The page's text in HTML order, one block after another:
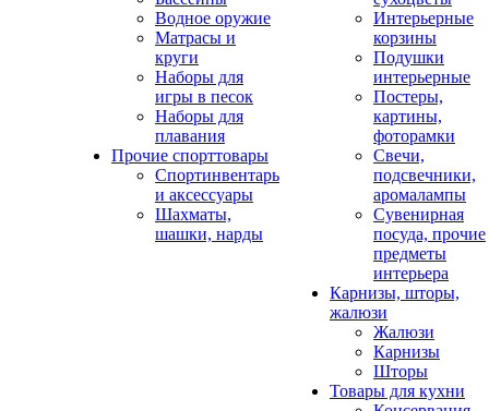
Водное оружие
Матрасы и
круги
Наборы для
игры в песок
Наборы для
плавания
Прочие спорттовары
Спортинвентарь
и аксессуары
Шахматы,
шашки, нарды
Интерьерные
корзины
Подушки
интерьерные
Постеры,
картины,
фоторамки
Свечи,
подсвечники,
аромалампы
Сувенирная
посуда, прочие
предметы
интерьера
Карнизы, шторы,
жалюзи
Жалюзи
Карнизы
Шторы
Товары для кухни